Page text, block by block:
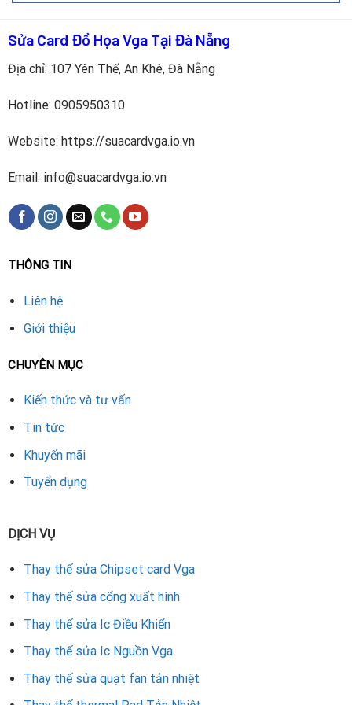
nhiều phần, nên cân nhắc nâng cấp.
Quy trình thay VRAM VGA GTX 190
Kiểm tra tổng thể card bằng thiết bị chuyên dụng
Kiểm tra tín hiệu hình ảnh, driver, test hiệu năng
Bảo hành kỹ thuật từ 1 đến 3 tháng
Bảng giá tham khảo thay VRAM VGA GTX 190
(ƯỚC TÍNH)
GTX 190 /
280 / 295
165.000
thay.
Địa chỉ thay VRAM uy tín
Sửa Card Đồ Họa Vga Tại Đà Nẵng
Địa chỉ: 107 Yên Thế, An Khê, Đà Nẵng
Hotline: 0905950310
Website: https://suacardvga.io.vn
Email: info@suacardvga.io.vn
THÔNG TIN
Liên hệ
Giới thiệu
CHUYÊN MỤC
Kiến thức và tư vấn
Tin tức
Khuyến mãi
Tuyển dụng
DỊCH VỤ
Thay thế sửa Chipset card Vga
Thay thế sửa cổng xuất hình
Thay thế sửa Ic Điều Khiển
Thay thế sửa Ic Nguồn Vga
Thay thế sửa quạt fan tản nhiệt